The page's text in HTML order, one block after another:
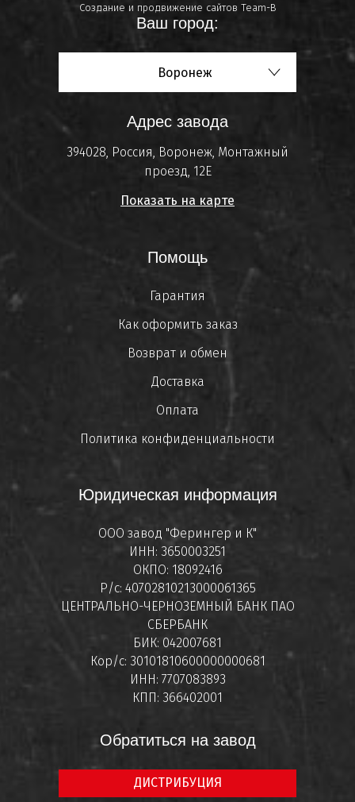
Создание и продвижение сайтов Team-B
Ваш город:
Воронеж
Адрес завода
394028, Россия, Воронеж, Монтажный
проезд, 12Е
Показать на карте
Помощь
Гарантия
Как оформить заказ
Возврат и обмен
Доставка
Оплата
Политика конфиденциальности
Юридическая информация
ООО завод "Ферингер и К"
ИНН: 3650003251
ОКПО: 18092416
Р/с: 40702810213000061365
ЦЕНТРАЛЬНО-ЧЕРНОЗЕМНЫЙ БАНК ПАО
СБЕРБАНК
БИК: 042007681
Кор/с: 30101810600000000681
ИНН: 7707083893
КПП: 366402001
Обратиться на завод
ДИСТРИБУЦИЯ